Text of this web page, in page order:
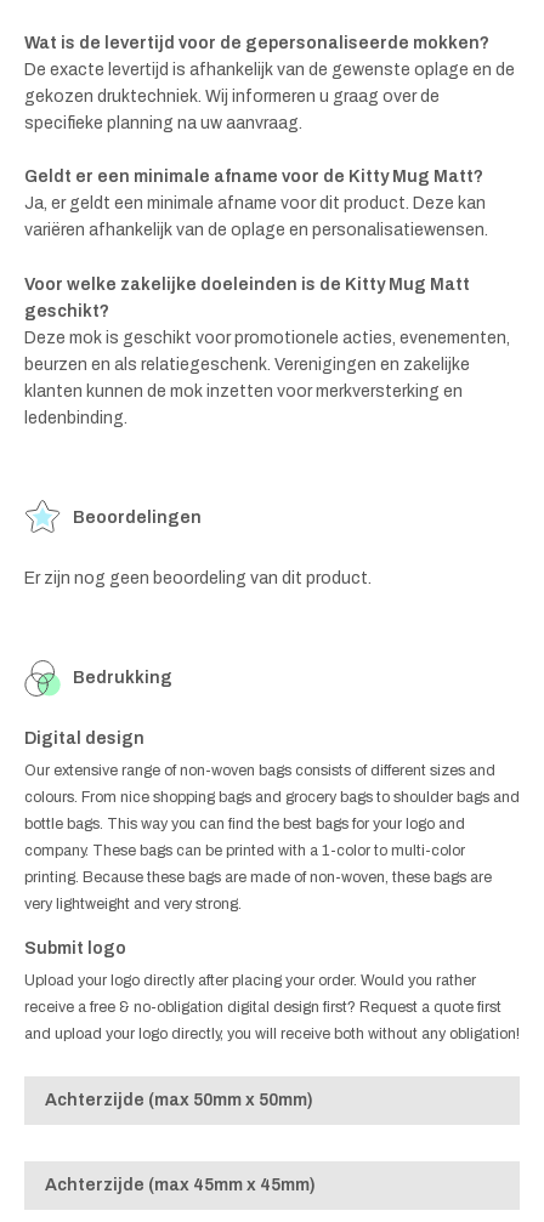
Wat is de levertijd voor de gepersonaliseerde mokken?
De exacte levertijd is afhankelijk van de gewenste oplage en de
gekozen druktechniek. Wij informeren u graag over de
specifieke planning na uw aanvraag.
Geldt er een minimale afname voor de Kitty Mug Matt?
Ja, er geldt een minimale afname voor dit product. Deze kan
variëren afhankelijk van de oplage en personalisatiewensen.
Voor welke zakelijke doeleinden is de Kitty Mug Matt
geschikt?
Deze mok is geschikt voor promotionele acties, evenementen,
beurzen en als relatiegeschenk. Verenigingen en zakelijke
klanten kunnen de mok inzetten voor merkversterking en
ledenbinding.
Beoordelingen
Er zijn nog geen beoordeling van dit product.
Bedrukking
Digital design
Our extensive range of non-woven bags consists of different sizes and
colours. From nice shopping bags and grocery bags to shoulder bags and
bottle bags. This way you can find the best bags for your logo and
company. These bags can be printed with a 1-color to multi-color
printing. Because these bags are made of non-woven, these bags are
very lightweight and very strong.
Submit logo
Upload your logo directly after placing your order. Would you rather
receive a free & no-obligation digital design first? Request a quote first
and upload your logo directly, you will receive both without any obligation!
Achterzijde (max 50mm x 50mm)
Achterzijde (max 45mm x 45mm)